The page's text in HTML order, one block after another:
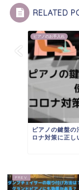
RELATED
ピアノのお手入れ
ピアノの鍵盤の
ロナ対策に正し